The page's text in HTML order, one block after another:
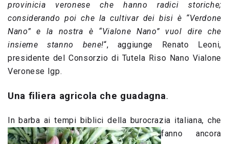
provinicia veronese che hanno radici storiche;
considerando poi che la cultivar dei bisi è “Verdone
Nano” e la nostra è “Vialone Nano” vuol dire che
insieme stanno bene!“, aggiunge Renato Leoni,
presidente del Consorzio di Tutela Riso Nano Vialone
Veronese Igp.
Una filiera agricola che guadagna.
In barba ai tempi biblici della burocrazia italiana, che
fanno ancora